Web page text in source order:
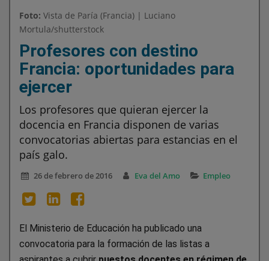
Foto: Vista de Paría (Francia) | Luciano
Mortula/shutterstock
Profesores con destino
Francia: oportunidades para
ejercer
Los profesores que quieran ejercer la
docencia en Francia disponen de varias
convocatorias abiertas para estancias en el
país galo.
26 de febrero de 2016 Eva del Amo Empleo
El Ministerio de Educación ha publicado una
convocatoria para la formación de las listas a